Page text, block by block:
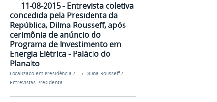
11-08-2015 - Entrevista coletiva
concedida pela Presidenta da
República, Dilma Rousseff, após
cerimônia de anúncio do
Programa de Investimento em
Energia Elétrica - Palácio do
Planalto
Localizado em Presidência / … / Dilma Rousseff /
Entrevistas Presidenta